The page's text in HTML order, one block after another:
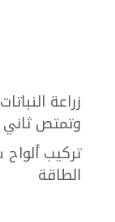
زراعة
وتمتص ثاني
تركيب
الطاقة